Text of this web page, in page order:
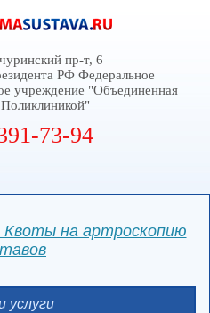
пр-т, 6
РФ Федеральное
учреждение "Объединенная
73-94
Квоты на артроскопию
услуги